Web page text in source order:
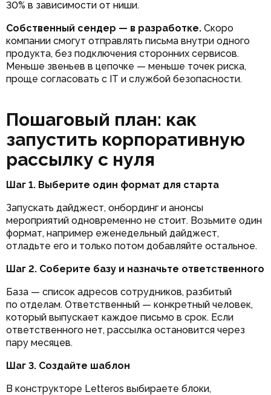
30% в зависимости от ниши.
Собственный сендер — в разработке. Скоро
компании смогут отправлять письма внутри одного
продукта, без подключения сторонних сервисов.
Меньше звеньев в цепочке — меньше точек риска,
проще согласовать с IT и службой безопасности.
Пошаговый план: как
запустить корпоративную
рассылку с нуля
Шаг 1. Выберите один формат для старта
Запускать дайджест, онбординг и анонсы
мероприятий одновременно не стоит. Возьмите один
формат, например еженедельный дайджест,
отладьте его и только потом добавляйте остальное.
Шаг 2. Соберите базу и назначьте ответственного
База — список адресов сотрудников, разбитый
по отделам. Ответственный — конкретный человек,
который выпускает каждое письмо в срок. Если
ответственного нет, рассылка остановится через
пару месяцев.
Шаг 3. Создайте шаблон
В конструкторе Letteros выбираете блоки,